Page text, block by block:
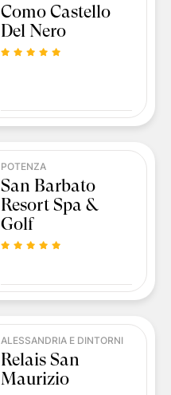
Como Castello
Del Nero
POTENZA
San Barbato
Resort Spa &
Golf
ALESSANDRIA E DINTORNI
Relais San
Maurizio